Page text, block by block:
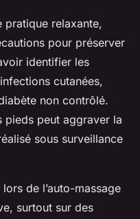
pratique relaxante,
pour préserver
identifier les
cutanées,
non contrôlé.
pieds peut aggraver la
sous surveillance
de l’auto-massage
surtout sur des